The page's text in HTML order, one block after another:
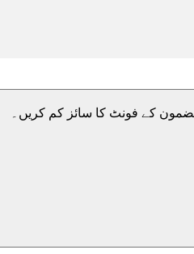
کے فونٹ کا سائز کم کریں۔